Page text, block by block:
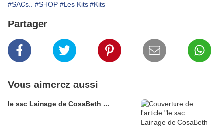
#SACs.. #SHOP #Les Kits #Kits
Partager
Vous aimerez aussi
le sac Lainage de CosaBeth ...